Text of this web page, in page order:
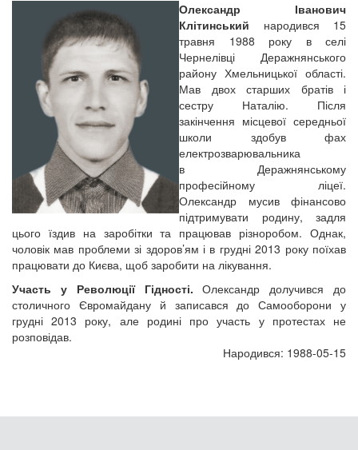
Олександр Іванович
Клітинський народився 15
травня 1988 року в селі
Чернелівці Деражнянського
району Хмельницької області.
Мав двох старших братів і
сестру Наталію. Після
закінчення місцевої середньої
школи здобув фах
електрозварювальника
в Деражнянському
професійному ліцеї.
Олександр мусив фінансово
підтримувати родину, задля
цього їздив на заробітки та працював різноробом. Однак,
чоловік мав проблеми зі здоров’ям і в грудні 2013 року поїхав
працювати до Києва, щоб заробити на лікування.
Участь у Революції Гідності.Олександр долучився до
столичного Євромайдану й записався до Самооборони у
грудні 2013 року, але родині про участь у протестах не
розповідав.
Народився: 1988-05-15